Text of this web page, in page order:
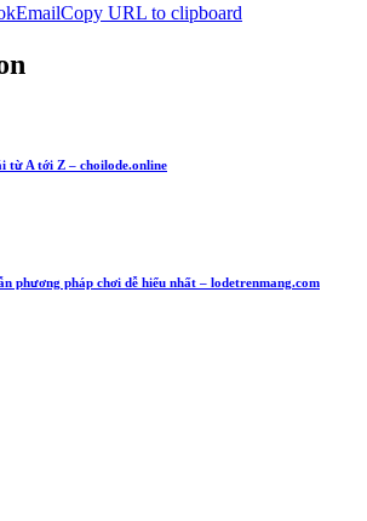
EmailCopy URL to clipboard
từ A tới Z – choilode.online
phương pháp chơi dễ hiểu nhất – lodetrenmang.com